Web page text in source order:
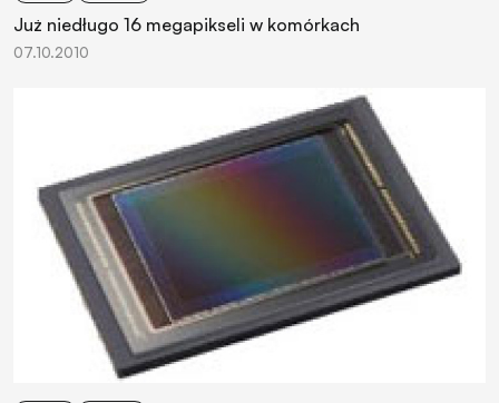
Już niedługo 16 megapikseli w komórkach
07.10.2010